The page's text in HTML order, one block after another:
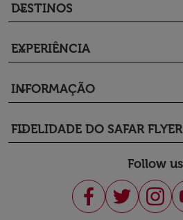
DESTINOS
keyboard_arrow_down
EXPERIÊNCIA
keyboard_arrow_down
INFORMAÇÃO
keyboard_arrow_down
FIDELIDADE DO SAFAR FLYER
keyboard_arrow_down
Follow us